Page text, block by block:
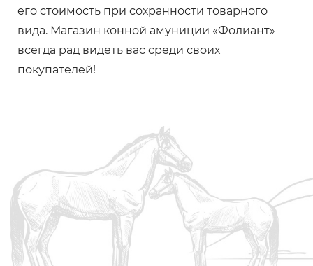
его стоимость при сохранности товарного
вида. Магазин конной амуниции «Фолиант»
всегда рад видеть вас среди своих
покупателей!